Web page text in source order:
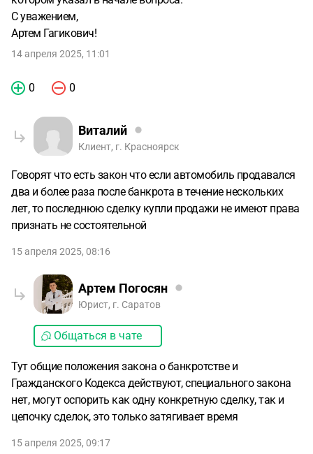
С уважением,
Артем Гагикович!
14 апреля 2025, 11:01
0 0
Виталий
Клиент, г. Красноярск
Говорят что есть закон что если автомобиль продавался
два и более раза после банкрота в течение нескольких
лет, то последнюю сделку купли продажи не имеют права
признать не состоятельной
15 апреля 2025, 08:16
Артем Погосян
Юрист, г. Саратов
Общаться в чате
Тут общие положения закона о банкротстве и
Гражданского Кодекса действуют, специального закона
нет, могут оспорить как одну конкретную сделку, так и
цепочку сделок, это только затягивает время
15 апреля 2025, 09:17